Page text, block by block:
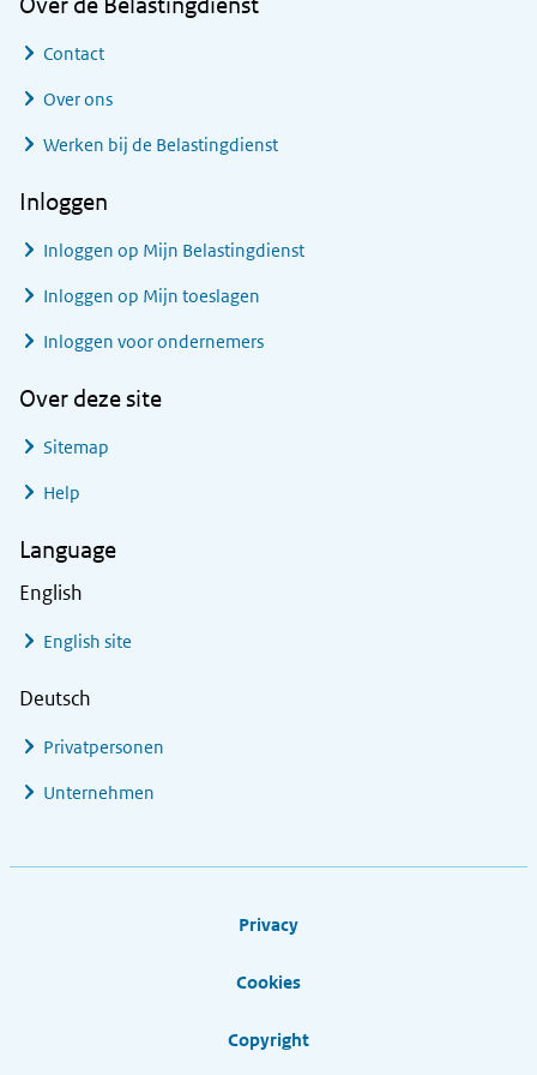
Contact
Over ons
Werken bij de Belastingdienst
Inloggen
Inloggen op Mijn Belastingdienst
Inloggen op Mijn toeslagen
Inloggen voor ondernemers
Over deze site
Sitemap
Help
Language
English
English site
Deutsch
Privatpersonen
Unternehmen
Privacy
Cookies
Copyright